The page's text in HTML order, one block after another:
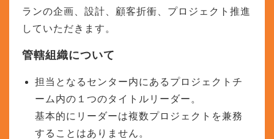
ランの企画、設計、顧客折衝、プロジェクト推進
していただきます。
管轄組織について
担当となるセンター内にあるプロジェクトチ
ーム内の１つのタイトルリーダー。
基本的にリーダーは複数プロジェクトを兼務
することはありません。